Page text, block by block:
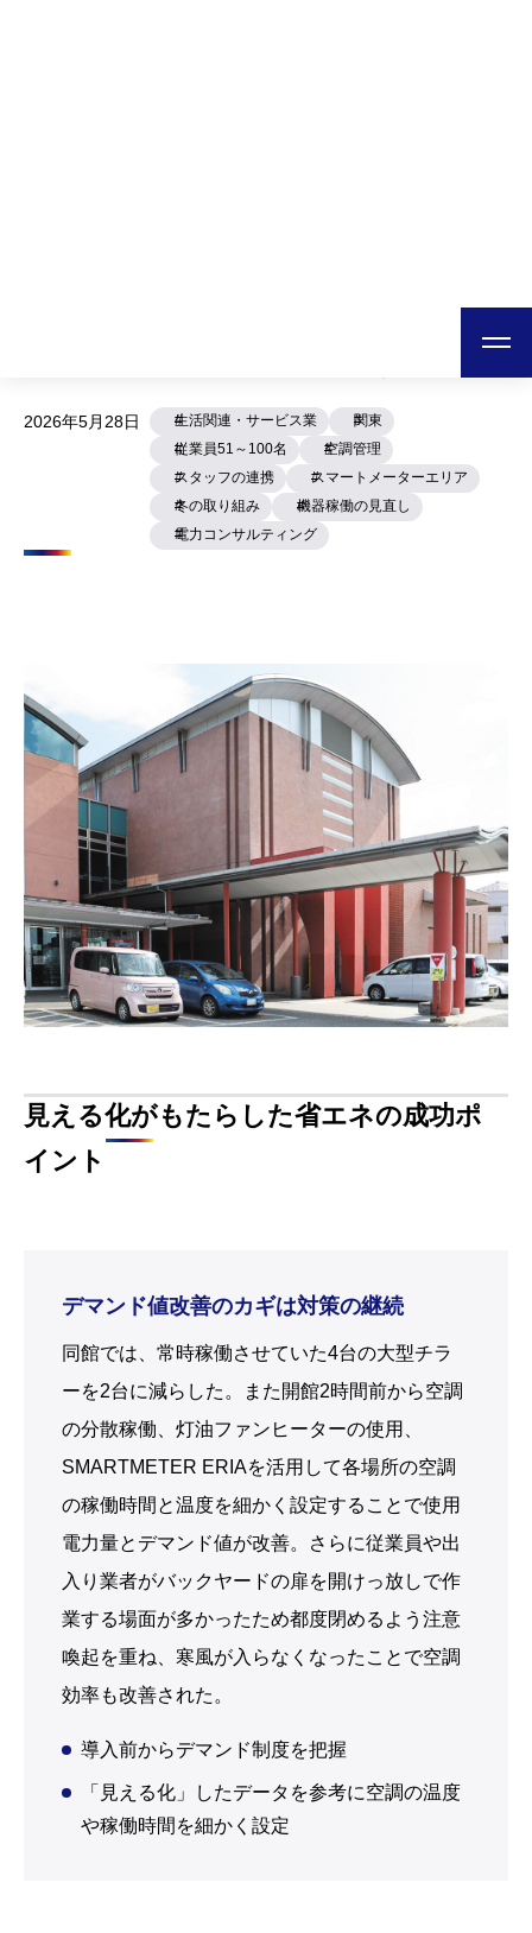
2026年5月28日 生活関連・サービス業
関東
従業員51～100名
空調管理
スタッフの連携
スマートメーターエリア
冬の取り組み
機器稼働の見直し
電力コンサルティング
見える化がもたらした省エネの成功ポ
イント
デマンド値改善のカギは対策の継続
同館では、常時稼働させていた4台の大型チラ
ーを2台に減らした。また開館2時間前から空調
の分散稼働、灯油ファンヒーターの使用、
SMARTMETER ERIAを活用して各場所の空調
の稼働時間と温度を細かく設定することで使用
電力量とデマンド値が改善。さらに従業員や出
入り業者がバックヤードの扉を開けっ放しで作
業する場面が多かったため都度閉めるよう注意
喚起を重ね、寒風が入らなくなったことで空調
効率も改善された。
導入前からデマンド制度を把握
「見える化」したデータを参考に空調の温度
や稼働時間を細かく設定